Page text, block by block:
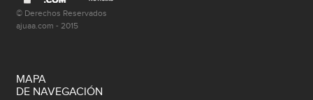
© Derechos Reservados
ajuaa.com - 2015
MAPA
DE NAVEGACIÓN